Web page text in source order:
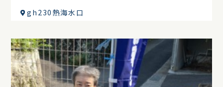
gh230熱海水口